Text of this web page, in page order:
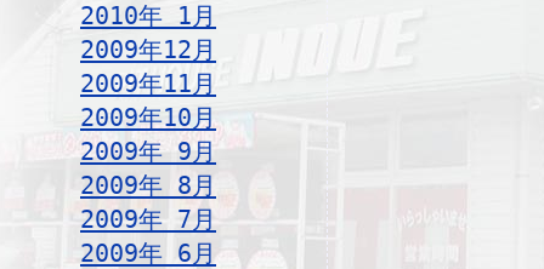
2010年 1月
2009年12月
2009年11月
2009年10月
2009年 9月
2009年 8月
2009年 7月
2009年 6月